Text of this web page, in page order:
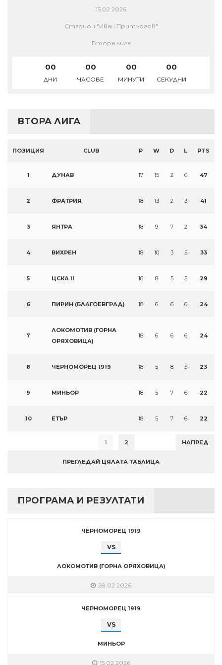
15.02.2026
Стадион "Иван Притъргов"
Втора лига
00
ДНИ
00
ЧАСОВЕ
00
МИНУТИ
00
СЕКУДНИ
ВТОРА ЛИГА
ПОЗИЦИЯ CLUB P W D L PTS
1 ДУНАВ 17 15 2 0 47
2 ФРАТРИЯ 18 13 2 3 41
3 ЯНТРА 18 9 7 2 34
4 ВИХРЕН 18 10 3 5 33
5 ЦСКА II 18 8 5 5 29
6 ПИРИН (БЛАГОЕВГРАД) 18 6 6 6 24
7
ЛОКОМОТИВ (ГОРНА
ОРЯХОВИЦА)
18 6 6 6 24
8 ЧЕРНОМОРЕЦ 1919 18 5 8 5 23
9 МИНЬОР 18 5 7 6 22
10 ЕТЪР 18 5 7 6 22
1 2 НАПРЕД
ПРЕГЛЕДАЙ ЦЯЛАТА ТАБЛИЦА
ПРОГРАМА И РЕЗУЛТАТИ
ЧЕРНОМОРЕЦ 1919
VS
ЛОКОМОТИВ (ГОРНА ОРЯХОВИЦА)
28.02.2026
ЧЕРНОМОРЕЦ 1919
VS
МИНЬОР
15.02.2026